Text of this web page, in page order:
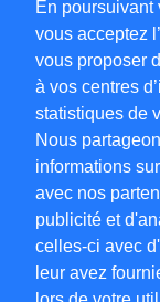
En poursuivant
vous acceptez
vous proposer
à vos centres
statistiques de
Nous
informations
avec nos
publicité et
celles-ci avec
leur avez